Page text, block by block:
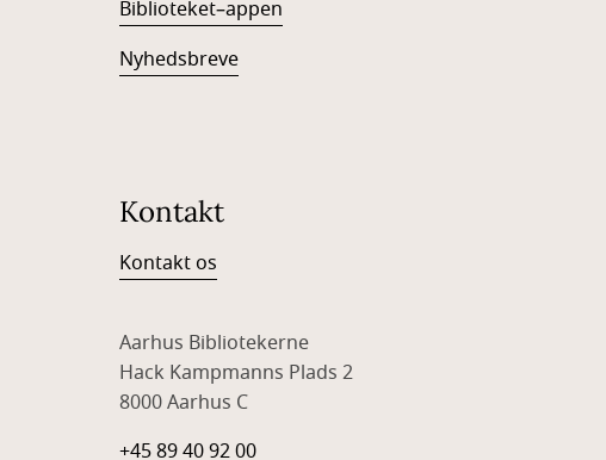
Biblioteket–appen
Nyhedsbreve
Kontakt
Kontakt os
Aarhus Bibliotekerne
Hack Kampmanns Plads 2
8000 Aarhus C
+45 89 40 92 00